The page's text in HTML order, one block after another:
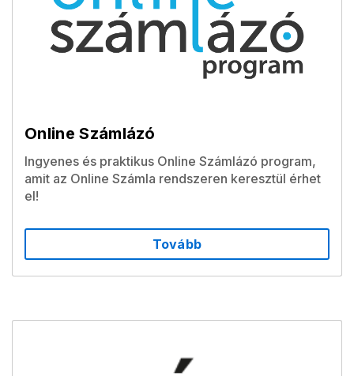
Online Számlázó
Ingyenes és praktikus Online Számlázó program,
amit az Online Számla rendszeren keresztül érhet
el!
Tovább